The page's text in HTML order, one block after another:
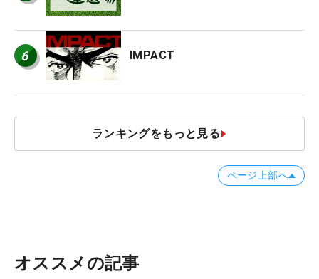
6 IMPACT
ランキングをもっと見る
ページ上部へ
オススメの記事